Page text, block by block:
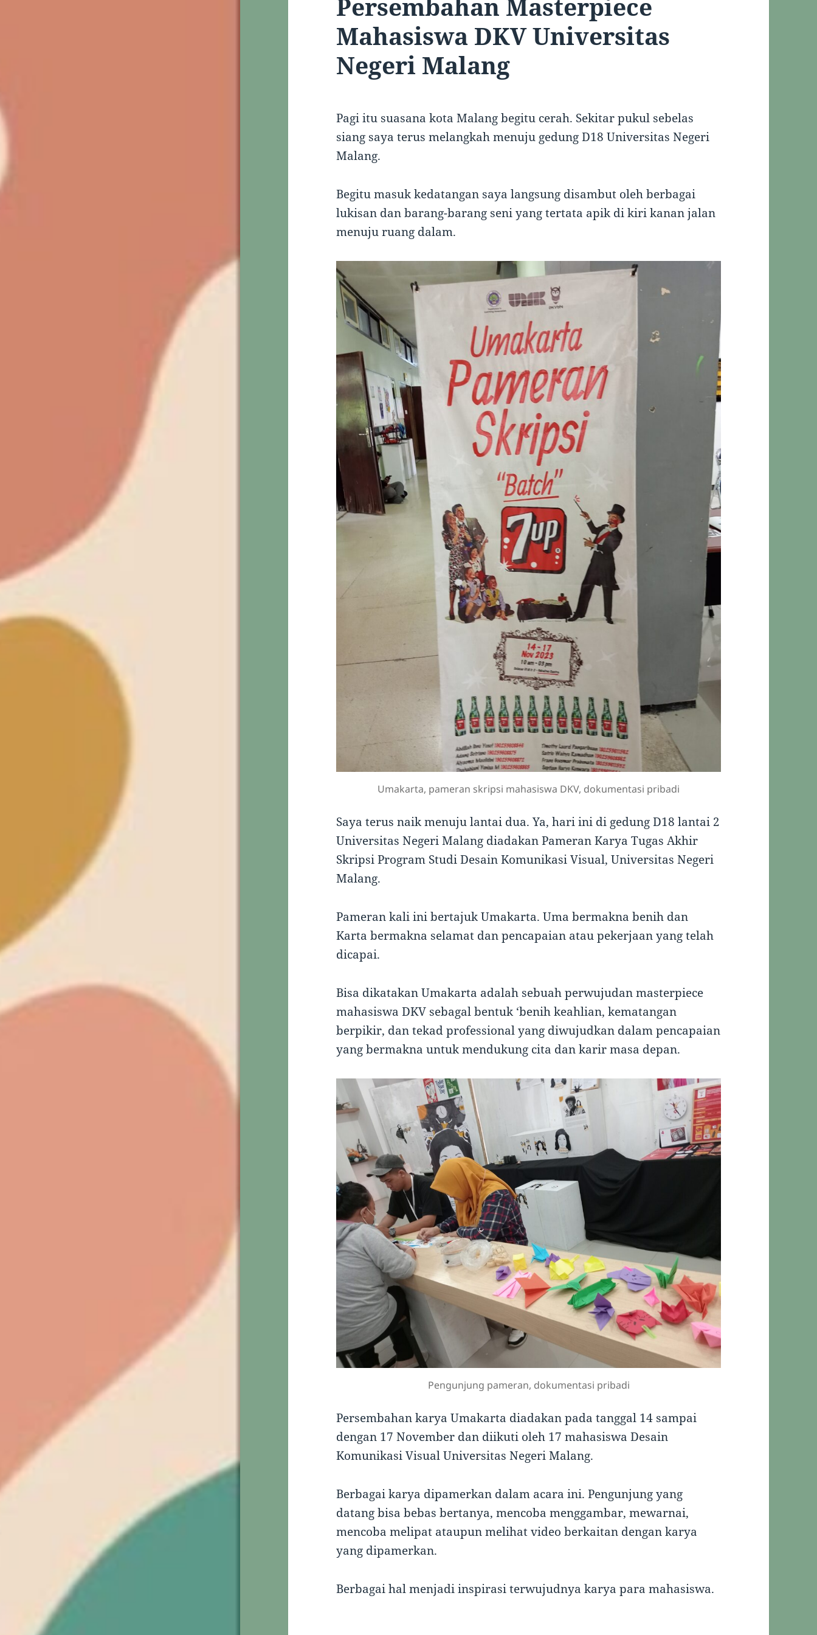
Persembahan Masterpiece
Mahasiswa DKV Universitas
Negeri Malang
Pagi itu suasana kota Malang begitu cerah. Sekitar pukul sebelas
siang saya terus melangkah menuju gedung D18 Universitas Negeri
Malang.
Begitu masuk kedatangan saya langsung disambut oleh berbagai
lukisan dan barang-barang seni yang tertata apik di kiri kanan jalan
menuju ruang dalam.
Umakarta, pameran skripsi mahasiswa DKV, dokumentasi pribadi
Saya terus naik menuju lantai dua. Ya, hari ini di gedung D18 lantai 2
Universitas Negeri Malang diadakan Pameran Karya Tugas Akhir
Skripsi Program Studi Desain Komunikasi Visual, Universitas Negeri
Malang.
Pameran kali ini bertajuk Umakarta. Uma bermakna benih dan
Karta bermakna selamat dan pencapaian atau pekerjaan yang telah
dicapai.
Bisa dikatakan Umakarta adalah sebuah perwujudan masterpiece
mahasiswa DKV sebagal bentuk ‘benih keahlian, kematangan
berpikir, dan tekad professional yang diwujudkan dalam pencapaian
yang bermakna untuk mendukung cita dan karir masa depan.
Pengunjung pameran, dokumentasi pribadi
Persembahan karya Umakarta diadakan pada tanggal 14 sampai
dengan 17 November dan diikuti oleh 17 mahasiswa Desain
Komunikasi Visual Universitas Negeri Malang.
Berbagai karya dipamerkan dalam acara ini. Pengunjung yang
datang bisa bebas bertanya, mencoba menggambar, mewarnai,
mencoba melipat ataupun melihat video berkaitan dengan karya
yang dipamerkan.
Berbagai hal menjadi inspirasi terwujudnya karya para mahasiswa.